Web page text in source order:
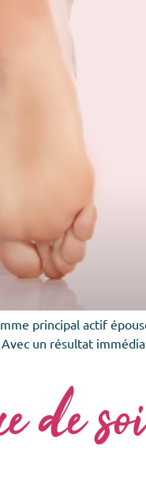
principal actif
un résultat
de